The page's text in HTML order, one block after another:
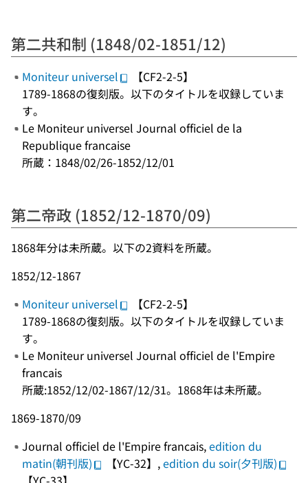
第二共和制 (1848/02-1851/12)
Moniteur universel
【CF2-2-5】
1789-1868の復刻版。以下のタイトルを収録していま
す。
Le Moniteur universel Journal officiel de la
Republique francaise
所蔵：1848/02/26-1852/12/01
第二帝政 (1852/12-1870/09)
1868年分は未所蔵。以下の2資料を所蔵。
1852/12-1867
Moniteur universel
【CF2-2-5】
1789-1868の復刻版。以下のタイトルを収録していま
す。
Le Moniteur universel Journal officiel de l'Empire
francais
所蔵:1852/12/02-1867/12/31。1868年は未所蔵。
1869-1870/09
Journal officiel de l'Empire francais,edition du
matin(朝刊版)
【YC-32】,edition du soir(夕刊版)